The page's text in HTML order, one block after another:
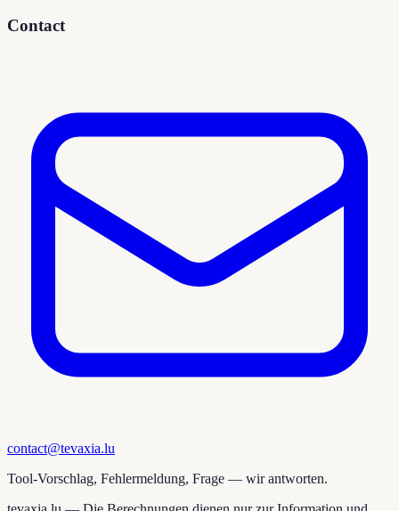
Contact
contact@tevaxia.lu
Tool-Vorschlag, Fehlermeldung, Frage — wir antworten.